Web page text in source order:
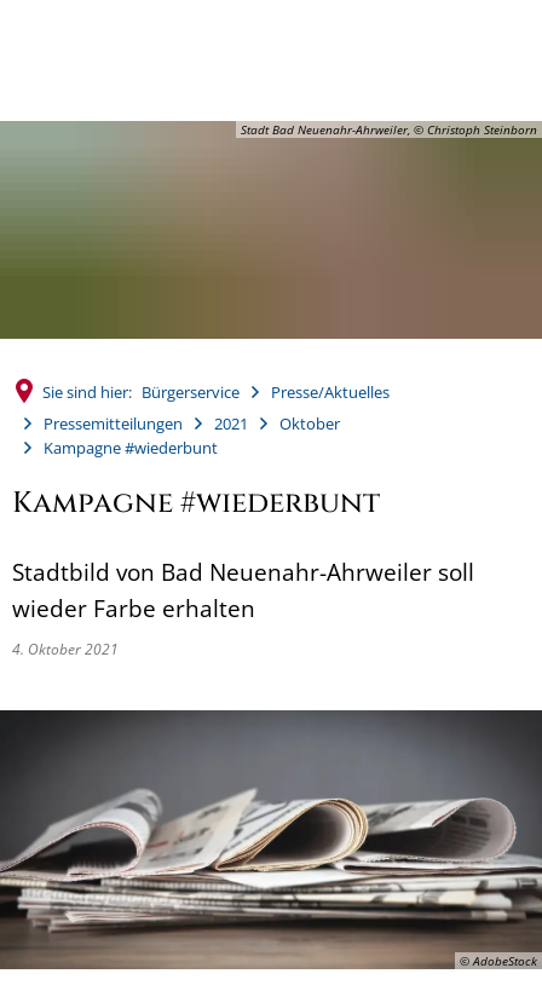
Stadt Bad Neuenahr-Ahrweiler, © Christoph Steinborn
Sie sind hier: Bürgerservice
Presse/Aktuelles
Pressemitteilungen
2021
Oktober
Kampagne #wiederbunt
Kampagne #wiederbunt
Stadtbild von Bad Neuenahr-Ahrweiler soll
wieder Farbe erhalten
4. Oktober 2021
© AdobeStock